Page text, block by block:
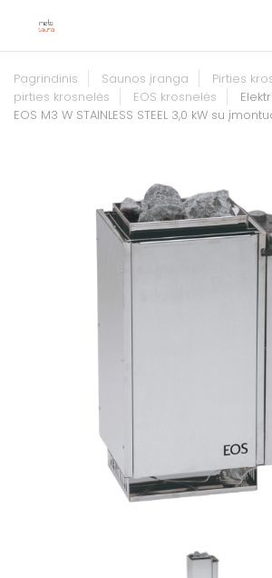
Pagrindinis Saunos įranga Pirties
pirties krosnelės
EOS krosnelės
EOS M3 W STAINLESS STEEL 3,0 kW su